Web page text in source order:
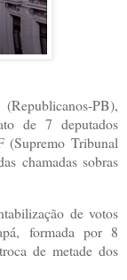
PB),
de 7 deputados
(Supremo Tribunal
chamadas sobras
de votos
formada por 8
de metade dos